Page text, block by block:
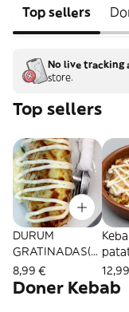
Top sellers
No live tracking
store.
Top sellers
DURUM
GRATINADAS(
durum
horneado)
8,99 €
as
Doner Kebab